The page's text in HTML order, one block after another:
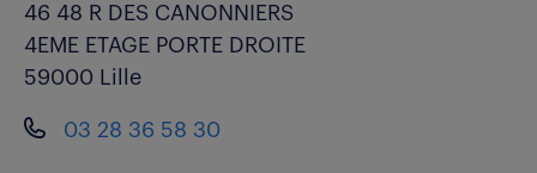
46 48 R DES CANONNIERS
4EME ETAGE PORTE DROITE
59000 Lille
03 28 36 58 30